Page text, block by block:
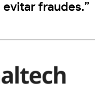
fraudes.”